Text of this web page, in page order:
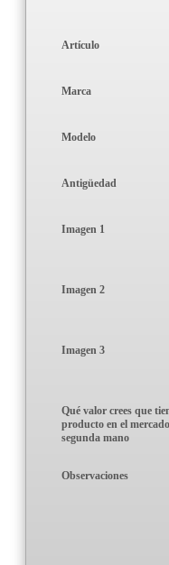
Artículo
Marca
Modelo
Antigüedad
Imagen 1
Imagen 2
Imagen 3
Qué valor crees que
producto en el
segunda mano
Observaciones